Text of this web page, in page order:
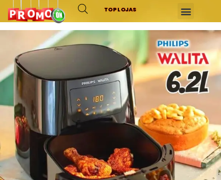
TOP LOJAS